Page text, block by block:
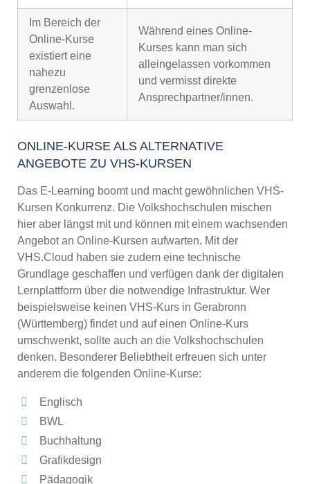
Im Bereich der
Online-Kurse
existiert eine
nahezu
grenzenlose
Auswahl.
Während eines Online-
Kurses kann man sich
alleingelassen vorkommen
und vermisst direkte
Ansprechpartner/innen.
ONLINE-KURSE ALS ALTERNATIVE
ANGEBOTE ZU VHS-KURSEN
Das E-Learning boomt und macht gewöhnlichen VHS-
Kursen Konkurrenz. Die Volkshochschulen mischen
hier aber längst mit und können mit einem wachsenden
Angebot an Online-Kursen aufwarten. Mit der
VHS.Cloud haben sie zudem eine technische
Grundlage geschaffen und verfügen dank der digitalen
Lernplattform über die notwendige Infrastruktur. Wer
beispielsweise keinen VHS-Kurs in Gerabronn
(Württemberg) findet und auf einen Online-Kurs
umschwenkt, sollte auch an die Volkshochschulen
denken. Besonderer Beliebtheit erfreuen sich unter
anderem die folgenden Online-Kurse:
Englisch
BWL
Buchhaltung
Grafikdesign
Pädagogik